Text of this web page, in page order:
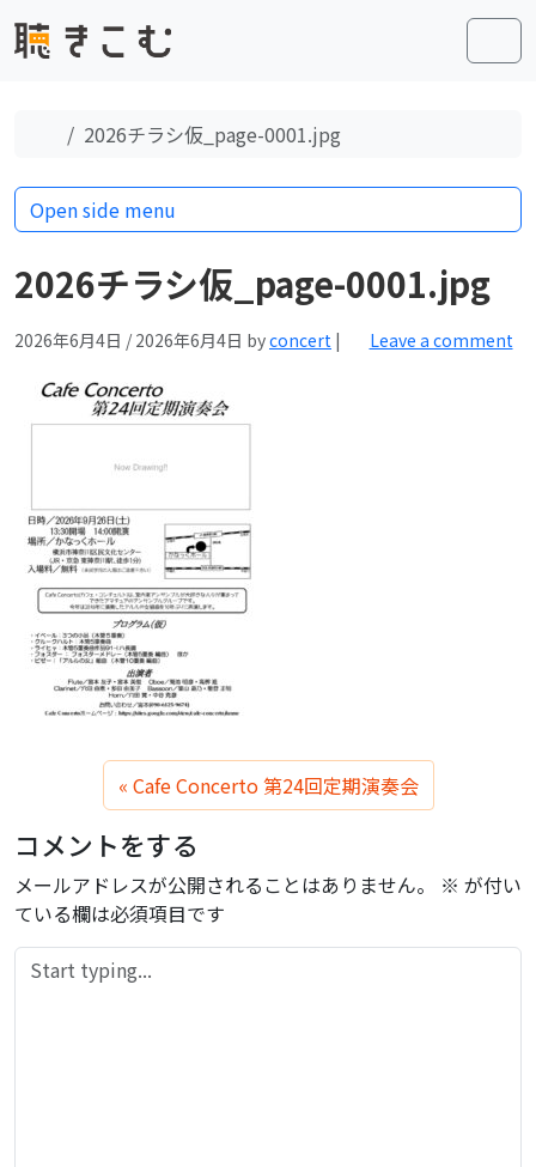
Home
2026チラシ仮_page-0001.jpg
2026チラシ仮_page-0001.jpg
2026年6月4日 / 2026年6月4日 byconcert | Leave a comment
Cafe Concerto 第24回定期演奏会
コメントをする
メールアドレスが公開されることはありません。 ※ が付い
ている欄は必須項目です
Open side menu